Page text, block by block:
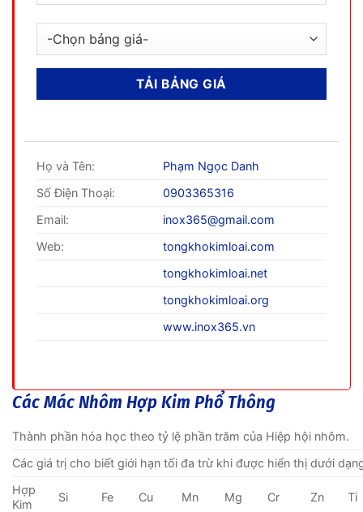
Họ và Tên:
Phạm Ngọc Danh
Số Điện Thoại:
0903365316
Email:
inox365@gmail.com
Web:
tongkhokimloai.com
tongkhokimloai.net
tongkhokimloai.org
www.inox365.vn
Các Mác Nhôm Hợp Kim Phổ Thông
Thành phần hóa học theo tỷ lệ phần trăm của Hiệp hội nhôm.
Các giá trị cho biết giới hạn tối đa trừ khi được hiển thị dưới
Hợp
Kim
Si Fe Cu Mn Mg Cr Zn Ti